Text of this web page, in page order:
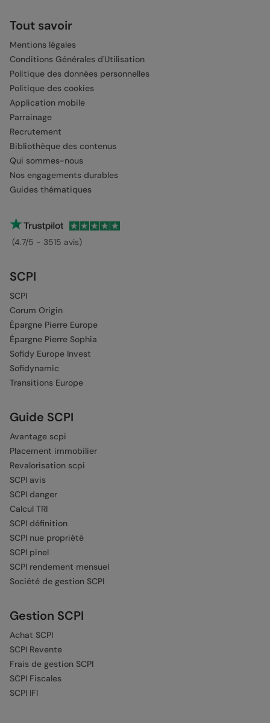
Tout savoir
Mentions légales
Conditions Générales d'Utilisation
Politique des données personnelles
Politique des cookies
Application mobile
Parrainage
Recrutement
Bibliothèque des contenus
Qui sommes-nous
Nos engagements durables
Guides thématiques
(4.7/5 - 3515 avis)
SCPI
SCPI
Corum Origin
Épargne Pierre Europe
Épargne Pierre Sophia
Sofidy Europe Invest
Sofidynamic
Transitions Europe
Guide SCPI
Avantage scpi
Placement immobilier
Revalorisation scpi
SCPI avis
SCPI danger
Calcul TRI
SCPI définition
SCPI nue propriété
SCPI pinel
SCPI rendement mensuel
Société de gestion SCPI
Gestion SCPI
Achat SCPI
SCPI Revente
Frais de gestion SCPI
SCPI Fiscales
SCPI IFI